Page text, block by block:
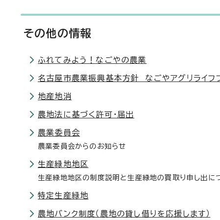
その他の情報
ふれてみよう！なごやの農業
名古屋市農業振興基本方針 なごやアグリライフ
地産地消
農地法に基づく許可・届出
農業委員会
農業委員会からのお知らせ
生産緑地地区
生産緑地地区の制度説明と生産緑地の買取り申し出に
特定生産緑地
農地バンク制度（農地の貸し借りを応援します）